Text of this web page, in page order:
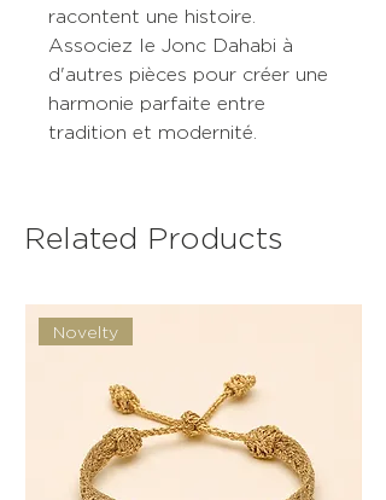
racontent une histoire.
Associez le Jonc Dahabi à
d'autres pièces pour créer une
harmonie parfaite entre
tradition et modernité.
Related Products
Novelty